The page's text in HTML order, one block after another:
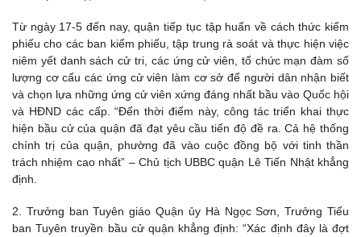
Từ ngày 17-5 đến nay, quận tiếp tục tập huấn về cách thức kiểm
phiếu cho các ban kiểm phiếu, tập trung rà soát và thực hiện việc
niêm yết danh sách cử tri, các ứng cử viên, tổ chức mạn đàm số
lượng cơ cấu các ứng cử viên làm cơ sở để người dân nhận biết
và chọn lựa những ứng cử viên xứng đáng nhất bầu vào Quốc hội
và HĐND các cấp. “Đến thời điểm này, công tác triển khai thực
hiện bầu cử của quận đã đạt yêu cầu tiến độ đề ra. Cả hệ thống
chính trị của quận, phường đã vào cuộc đồng bộ với tinh thần
trách nhiệm cao nhất” – Chủ tịch UBBC quận Lê Tiến Nhật khẳng
định.
2. Trưởng ban Tuyên giáo Quận ủy Hà Ngọc Sơn, Trưởng Tiểu
ban Tuyên truyền bầu cử quận khẳng định: “Xác định đây là đợt